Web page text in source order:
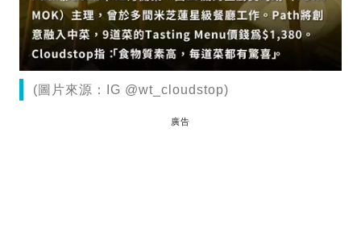
(圖片來源：IG @wt_cloudstop)
廣告